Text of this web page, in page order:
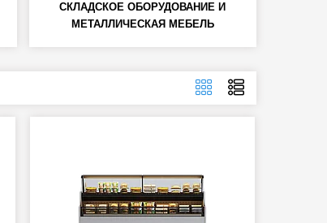
СКЛАДСКОЕ ОБОРУДОВАНИЕ И
МЕТАЛЛИЧЕСКАЯ МЕБЕЛЬ